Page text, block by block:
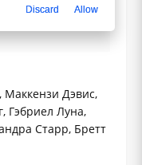
Дэвис,
Гэбриел Луна,
Старр, Бретт
Discard Allow